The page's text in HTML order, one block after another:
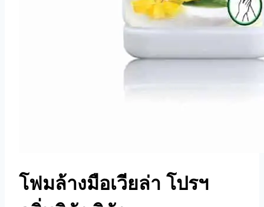
โฟมล้างมือเวียล่า โปรฯ